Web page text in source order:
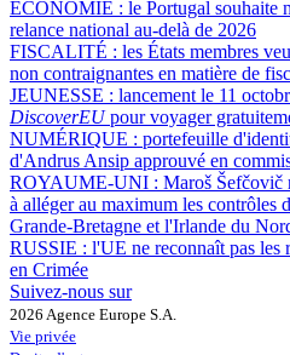
ÉCONOMIE : le Portugal souhaite
relance national au-delà de 2026
FISCALITÉ : les États membres
non contraignantes en matière de
JEUNESSE : lancement le 11
DiscoverEUpour voyager
NUMÉRIQUE : portefeuille
d'Andrus Ansip approuvé en
ROYAUME-UNI : Maroš Šefčovič
à alléger au maximum les contrôles
Grande-Bretagne et l'Irlande du
RUSSIE : l'UE ne reconnaît pas les
en Crimée
Suivez-nous sur
2026 Agence Europe S.A.
Vie privée